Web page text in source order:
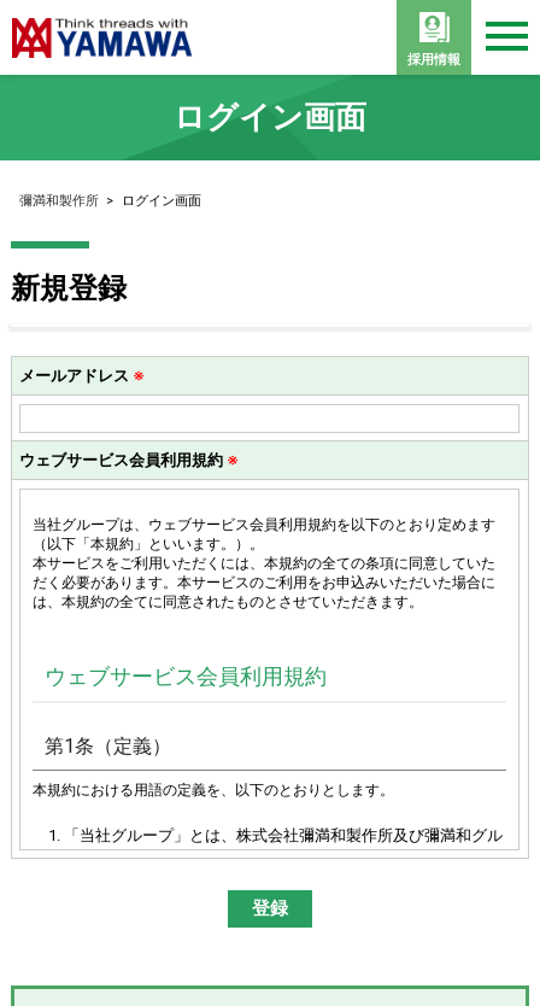
採用情報
ログイン画面
彌満和製作所 > ログイン画面
新規登録
メールアドレス ※
ウェブサービス会員利用規約 ※
当社グループは、ウェブサービス会員利用規約を以下のとおり定めます
（以下「本規約」といいます。）。
本サービスをご利用いただくには、本規約の全ての条項に同意していた
だく必要があります。本サービスのご利用をお申込みいただいた場合に
は、本規約の全てに同意されたものとさせていただきます。
ウェブサービス会員利用規約
第1条（定義）
本規約における用語の定義を、以下のとおりとします。
「当社グループ」とは、株式会社彌満和製作所及び彌満和グル
ープ各社（株式会社やまわエンジニアリングサービス、株式会
和亜洲股份有限公司及びYAMAWA EUROPE S.p.A.）の総体又は
ト）」を意味します。